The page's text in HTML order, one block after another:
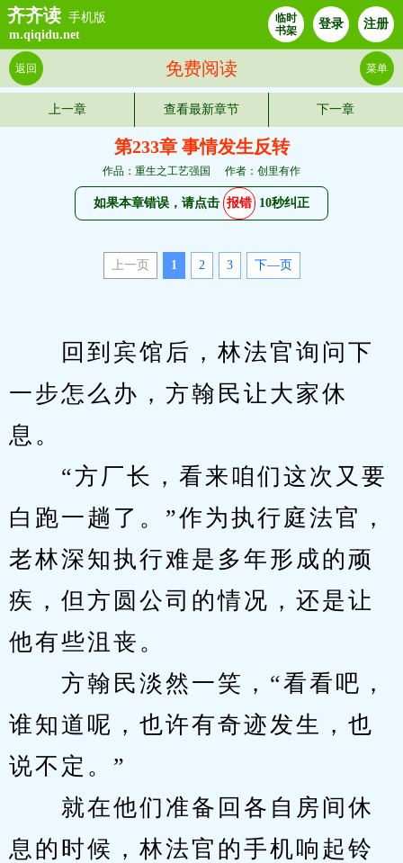
齐齐读 手机版
m.qiqidu.net
临时
书架
登录 注册
免费阅读
返回 菜单
上一章 查看最新章节 下一章
第233章 事情发生反转
作品：重生之工艺强国 作者：创里有作
如果本章错误，请点击 报错 10秒纠正
上一页 1 2 3 下—页
回到宾馆后，林法官询问下
一步怎么办，方翰民让大家休
息。
“方厂长，看来咱们这次又要
白跑一趟了。”作为执行庭法官，
老林深知执行难是多年形成的顽
疾，但方圆公司的情况，还是让
他有些沮丧。
方翰民淡然一笑，“看看吧，
谁知道呢，也许有奇迹发生，也
说不定。”
就在他们准备回各自房间休
息的时候，林法官的手机响起铃